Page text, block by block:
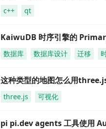
c++ qt
KaiwuDB 时序引擎的
数据库 数据库设计 迁移
这种类型的地图怎么用
three.js 可视化
pi pi.dev agents 工具使用